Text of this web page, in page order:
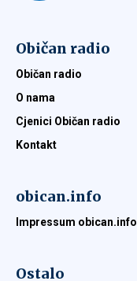
Običan radio
Običan radio
O nama
Cjenici Običan radio
Kontakt
obican.info
Impressum obican.info
Ostalo